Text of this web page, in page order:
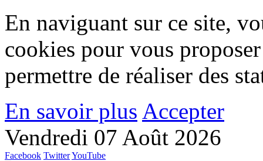
En naviguant sur ce site,
cookies pour vous
permettre de réaliser des
En savoir plus Accepter
Vendredi 07 Août 2026
Facebook TwitterYouTube